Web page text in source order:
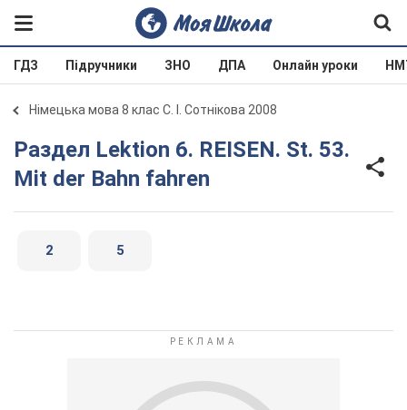
ГДЗ Підручники ЗНО ДПА Онлайн уроки
Німецька мова 8 клас С. І. Сотнікова 2008
Раздел Lektion 6. REISEN. St. 53.
Mit der Bahn fahren
2 5